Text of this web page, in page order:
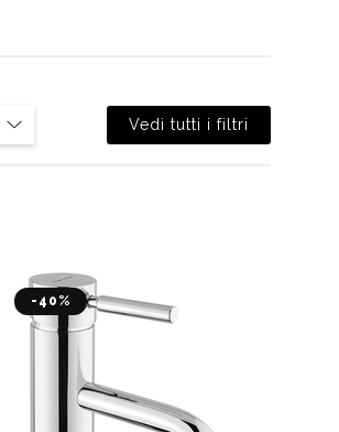
Vedi tutti i filtri
-40%